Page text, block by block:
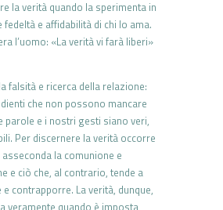
la verità quando la sperimenta in
e affidabilità di chi lo ama.
l’uomo: «La verità vi farà liberi»
falsità e ricerca della relazione:
che non possono mancare
parole e i nostri gesti siano veri,
Per discernere la verità occorre
la comunione e
e ciò che, al contrario, tende a
contrapporre. La verità, dunque,
veramente quando è imposta